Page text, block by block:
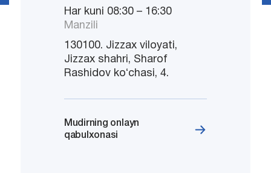
Har kuni 08:30 – 16:30
Manzili
130100. Jizzax viloyati,
Jizzax shahri, Sharof
Rashidov koʻchasi, 4.
Mudirning onlayn
qabulxonasi